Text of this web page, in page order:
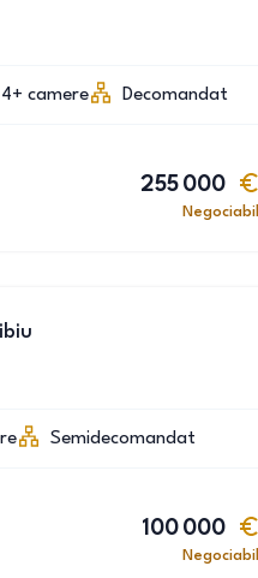
4+ camere Decomandat
255 000
Negociabil
Semidecomandat
100 000
Negociabil